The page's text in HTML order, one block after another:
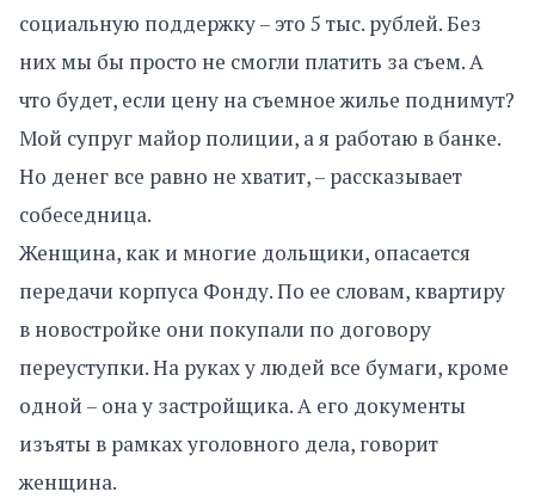
социальную поддержку – это 5 тыс. рублей. Без
них мы бы просто не смогли платить за съем. А
что будет, если цену на съемное жилье поднимут?
Мой супруг майор полиции, а я работаю в банке.
Но денег все равно не хватит, – рассказывает
собеседница.
Женщина, как и многие дольщики, опасается
передачи корпуса Фонду. По ее словам, квартиру
в новостройке они покупали по договору
переуступки. На руках у людей все бумаги, кроме
одной – она у застройщика. А его документы
изъяты в рамках уголовного дела, говорит
женщина.